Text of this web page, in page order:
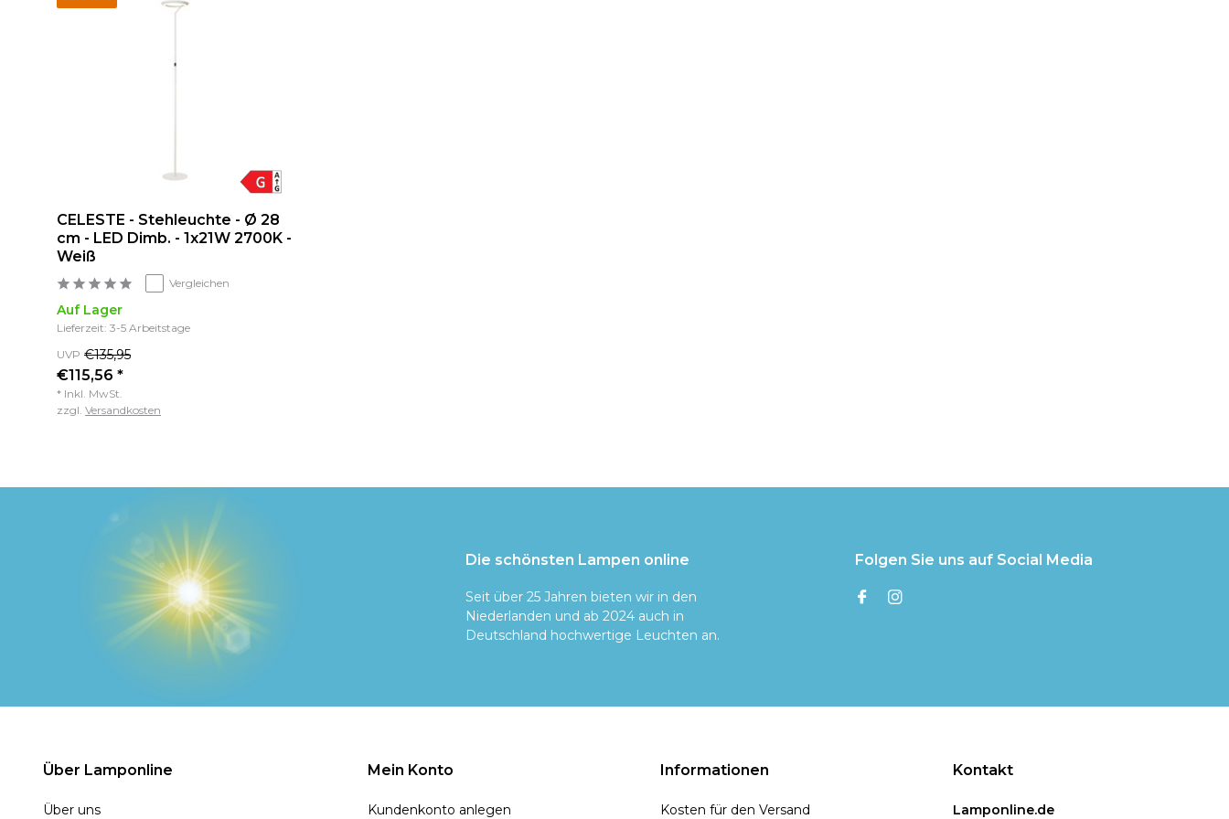
CELESTE - Stehleuchte - Ø 28
cm - LED Dimb. - 1x21W 2700K -
Weiß
Vergleichen
Auf Lager
Lieferzeit: 3-5 Arbeitstage
UVP €135,95
€115,56 *
* Inkl. MwSt.
zzgl. Versandkosten
Die schönsten Lampen online
Seit über 25 Jahren bieten wir in den
Niederlanden und ab 2024 auch in
Deutschland hochwertige Leuchten an.
Folgen Sie uns auf Social Media
Über Lamponline
Über uns
Mein Konto
Kundenkonto anlegen
Informationen
Kosten für den Versand
Kontakt
Lamponline.de